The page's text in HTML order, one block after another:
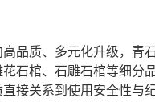
品质、多元化升级，青
石棺、石雕石棺等细
接关系到使用安全性与